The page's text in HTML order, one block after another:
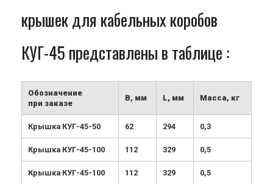
крышек для кабельных коробов
КУГ-45 представлены в таблице :
Обозначение
при заказе
B, мм L, мм Масса, кг
Крышка КУГ-45-50 62 294 0,3
Крышка КУГ-45-100 112 329 0,5
Крышка КУГ-45-100 112 329 0,5